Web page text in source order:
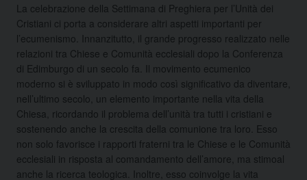
La celebrazione della Settimana di Preghiera per l’Unità dei
Cristiani ci porta a considerare altri aspetti importanti per
l’ecumenismo. Innanzitutto, il grande progresso realizzato nelle
relazioni tra Chiese e Comunità ecclesiali dopo la Conferenza
di Edimburgo di un secolo fa. Il movimento ecumenico
moderno si è sviluppato in modo così significativo da diventare,
nell’ultimo secolo, un elemento importante nella vita della
Chiesa, ricordando il problema dell’unità tra tutti i cristiani e
sostenendo anche la crescita della comunione tra loro. Esso
non solo favorisce i rapporti fraterni tra le Chiese e le Comunità
ecclesiali in risposta al comandamento dell’amore, ma stimoal
anche la ricerca teologica. Inoltre, esso coinvolge la vita